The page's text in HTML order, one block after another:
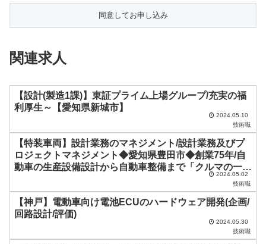
フ
ー
は
ま
に
し
関連求人
【設計(製造1課)】東証プライム上場グループ/充実の福
利厚生～【愛知県新城市】
2024.05.10
技術職
【特装車両】設計業務のマネジメント/設計業務及びプ
ロジェクトマネジメント◆愛知県豊田市◆創業75年/自
動車の生産設備設計から自動車整備まで「クルマの一生
を支えるサービス」を提供している知る人ぞ知る一点突
破企業
2024.05.02
技術職
【神戸】電動車向け電池ECUのハードウェア開発(企画/
回路設計/評価)
2024.05.30
技術職